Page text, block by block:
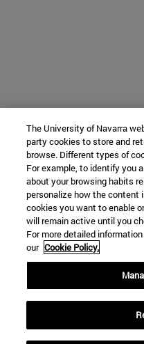
The University of Navarra
party cookies to store and
browse. Different types of
For example, to identify you
about your browsing habits
personalize how the content
cookies you want to enable
will remain active until you
For more detailed
our Cookie Policy.